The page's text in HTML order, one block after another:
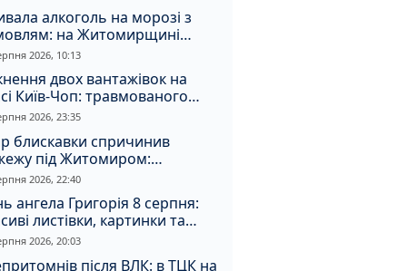
алкоголь на морозі з
на Житомирщині
матір, через яку дитина
обмороження
2026, 10:13
двох вантажівок на
Київ-Чоп: травмованого
забрали до лікарні
2026, 23:35
блискавки спричинив
під Житомиром:
витягли з вогню
2026, 22:40
ангела Григорія 8 серпня:
листівки, картинки та
привітання
2026, 20:03
після ВЛК: в ТЦК на